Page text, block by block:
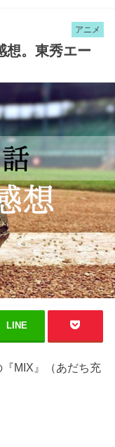
アニメ
想。東秀エー
LINE
『MIX』（あだち充